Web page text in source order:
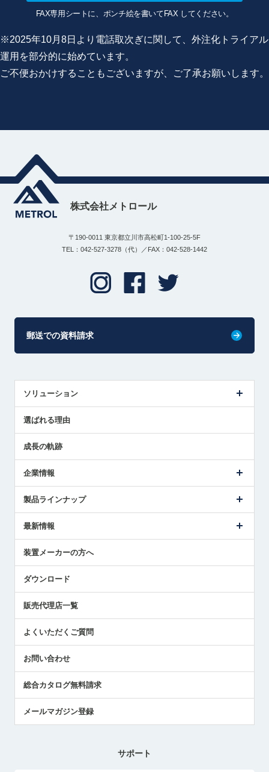
FAX専用シートに、ポンチ絵を書いてFAX してください。
※2025年10月8日より電話取次ぎに関して、外注化トライアル
運用を部分的に始めています。
ご不便おかけすることもございますが、ご了承お願いします。
株式会社メトロール
〒190-0011 東京都立川市高松町1-100-25-5F
TEL：042-527-3278（代）／FAX：042-528-1442
郵送での資料請求
ソリューション
解決策提案
選ばれる理由
成長の軌跡
企業情報
ごあいさつ
受賞履歴
採用情報
国/地域/言語
製品ラインナップ
ツールセッタ製品
エアマイクロセンサ製品
最新情報
メトロールの技術
社員ブログ
中小企業のBCP地震対策
センサのテクニカルガイド
社長ブログ
装置メーカーの方へ
ダウンロード
販売代理店一覧
よくいただくご質問
お問い合わせ
総合カタログ無料請求
メールマガジン登録
サポート